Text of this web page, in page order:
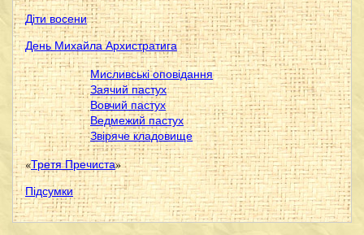
Діти восени
День Михайла Архистратига
Мисливські оповідання
Заячий пастух
Вовчий пастух
Ведмежий пастух
Звіряче кладовище
«Третя Пречиста»
Підсумки